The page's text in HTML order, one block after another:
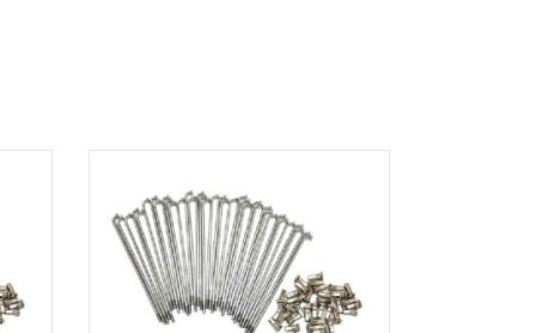
AGGIUNGI AL
CARRELLO